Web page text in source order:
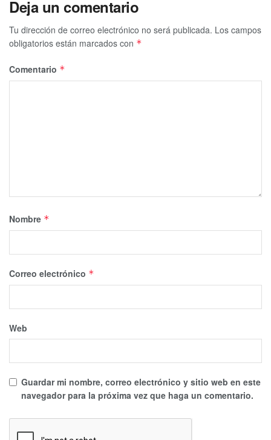
Deja un comentario
Tu dirección de correo electrónico no será publicada. Los campos
obligatorios están marcados con *
Comentario *
Nombre *
Correo electrónico *
Web
Guardar mi nombre, correo electrónico y sitio web en este
navegador para la próxima vez que haga un comentario.